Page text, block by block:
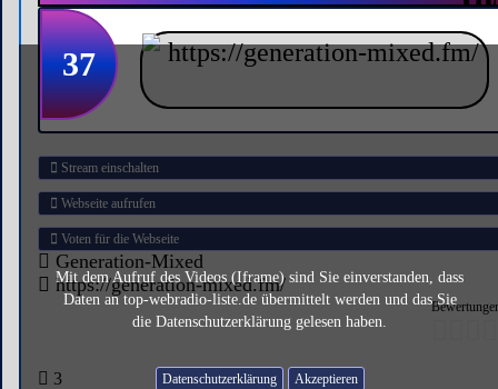
Mit dem Aufruf des Videos (Iframe) sind Sie einverstanden, dass
Daten an top-webradio-liste.de übermittelt werden und das Sie
die Datenschutzerklärung gelesen haben.
Datenschutzerklärung
37
Stream einschalten
Webseite aufrufen
Voten für die Webseite
Generation-Mixed
https://generation-mixed.fm/
3